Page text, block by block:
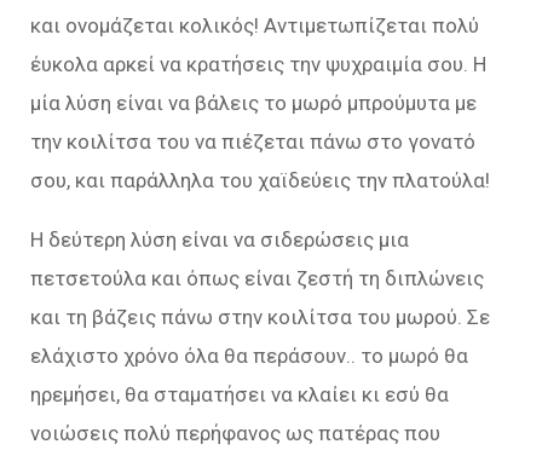
και ονομάζεται κολικός! Αντιμετωπίζεται πολύ
έυκολα αρκεί να κρατήσεις την ψυχραιμία σου. Η
μία λύση είναι να βάλεις το μωρό μπρούμυτα με
την κοιλίτσα του να πιέζεται πάνω στο γονατό
σου, και παράλληλα του χαϊδεύεις την πλατούλα!
Η δεύτερη λύση είναι να σιδερώσεις μια
πετσετούλα και όπως είναι ζεστή τη διπλώνεις
και τη βάζεις πάνω στην κοιλίτσα του μωρού. Σε
ελάχιστο χρόνο όλα θα περάσουν.. το μωρό θα
ηρεμήσει, θα σταματήσει να κλαίει κι εσύ θα
νοιώσεις πολύ περήφανος ως πατέρας που